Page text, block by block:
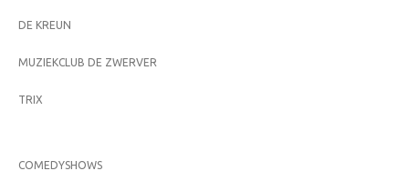
DE KREUN
MUZIEKCLUB DE ZWERVER
TRIX
COMEDYSHOWS